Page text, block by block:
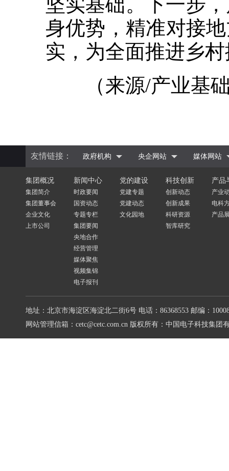
身优势，精准对接
实，为全面推进乡
（来源/产业基础
友情链接： 政府机构 央企网站 媒体网站
集团概况
集团简介
集团董事会
企业文化
上市公司
新闻中心
时政要闻
国资动态
专题专栏
集团要闻
央地合作
经营管理
媒体聚焦
视频集锦
电子报刊
党的建设
党建专题
党建动态
文化园地
科技创新
创新动态
创新成果
科研资源
智库研究
产品
产业
电科
产品
地址：北京市海淀区海淀北二街6号 电话：86368553 邮编：
网站管理信箱：cetc@cetc.com.cn 版权所有：中国电子科技集团